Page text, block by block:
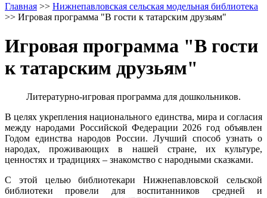
Главная >> Нижнепавловская сельская модельная библиотека
>> Игровая программа "В гости к татарским друзьям"
Игровая программа "В гости
к татарским друзьям"
Литературно-игровая программа для дошкольников.
В целях укрепления национального единства, мира и согласия
между народами Российской Федерации 2026 год объявлен
Годом единства народов России. Лучший способ узнать о
народах, проживающих в нашей стране, их культуре,
ценностях и традициях – знакомство с народными сказками.
С этой целью библиотекари Нижнепавловской сельской
библиотеки провели для воспитанников средней и